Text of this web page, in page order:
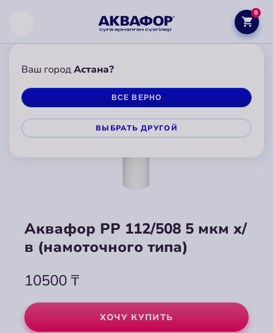
Ваш городАстана?
ВСЕ ВЕРНО
ВЫБРАТЬ ДРУГОЙ
0
Аквафор РР 112/508 5 мкм х/
в (намоточного типа)
10500₸
ХОЧУ КУПИТЬ